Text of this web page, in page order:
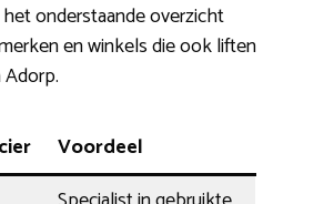
onderstaande overzicht
en winkels die ook liften
Voordeel